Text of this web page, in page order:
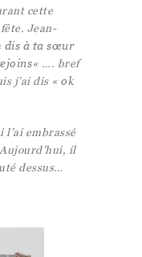
cette
Jean-
dis à ta sœur
« …. bref
j’ai dis « ok
l’ai embrassé
il
dessus…